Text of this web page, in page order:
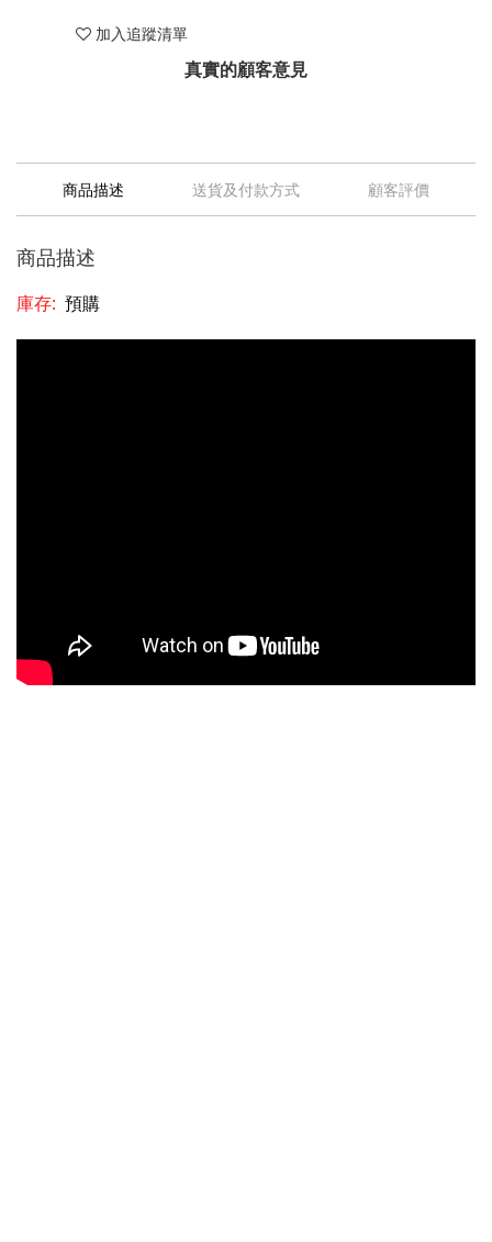
加入追蹤清單
真實的顧客意見
商品描述 送貨及付款方式 顧客評價
商品描述
庫存: 預購